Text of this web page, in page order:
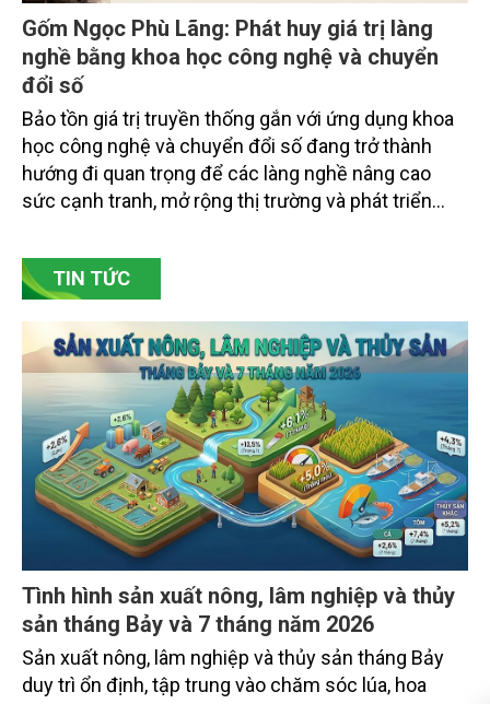
Gốm Ngọc Phù Lãng: Phát huy giá trị làng
nghề bằng khoa học công nghệ và chuyển
đổi số
Bảo tồn giá trị truyền thống gắn với ứng dụng khoa
học công nghệ và chuyển đổi số đang trở thành
hướng đi quan trọng để các làng nghề nâng cao
sức cạnh tranh, mở rộng thị trường và phát triển
Bắc Ninh, nhiều nghệ nhân và cơ sở sản xuất đã
chủ động đổi mới tư duy, đầu tư công nghệ, xây
TIN TỨC
Tình hình sản xuất nông, lâm nghiệp và thủy
sản tháng Bảy và 7 tháng năm 2026
Sản xuất nông, lâm nghiệp và thủy sản tháng Bảy
duy trì ổn định, tập trung vào chăm sóc lúa, hoa